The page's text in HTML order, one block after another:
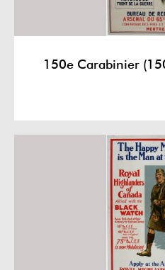
150e Carabinier